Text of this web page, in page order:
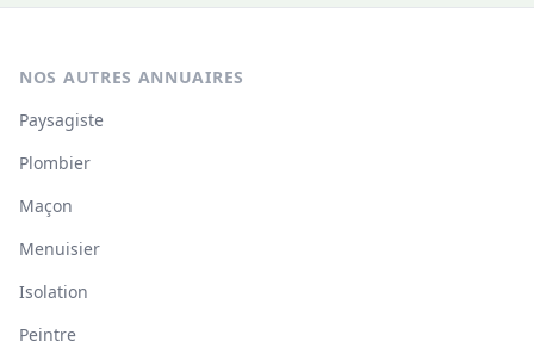
NOS AUTRES ANNUAIRES
Paysagiste
Plombier
Maçon
Menuisier
Isolation
Peintre